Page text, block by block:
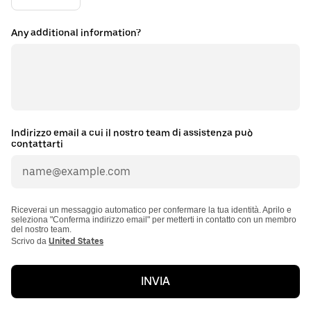
Any additional information?
Indirizzo email a cui il nostro team di assistenza può
contattarti
Riceverai un messaggio automatico per confermare la tua identità. Aprilo e
seleziona "Conferma indirizzo email" per metterti in contatto con un membro
del nostro team.
Scrivo da United States
INVIA